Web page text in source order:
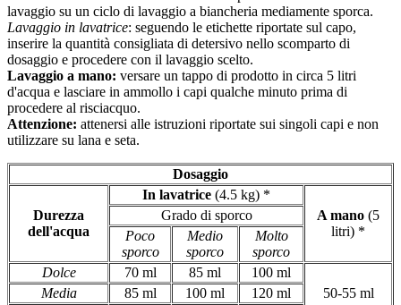
lavaggio su un ciclo di lavaggio a biancheria mediamente sporca.
Lavaggio in lavatrice: seguendo le etichette riportate sul capo,
inserire la quantità consigliata di detersivo nello scomparto di
dosaggio e procedere con il lavaggio scelto.
Lavaggio a mano: versare un tappo di prodotto in circa 5 litri
d'acqua e lasciare in ammollo i capi qualche minuto prima di
procedere al risciacquo.
Attenzione: attenersi alle istruzioni riportate sui singoli capi e non
utilizzare su lana e seta.
Dosaggio
Durezza
dell'acqua
In lavatrice (4.5 kg) *
A mano (5
litri) *
Grado di sporco
Poco
sporco
Medio
sporco
Molto
sporco
Dolce
70 ml 85 ml
100 ml
50-55 ml
Media 85 ml 100 ml
120 ml